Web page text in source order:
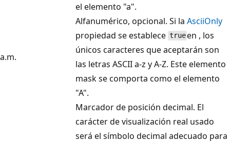
el elemento "a".
a.m.
Alfanumérico, opcional. Si la AsciiOnly
propiedad se establece trueen , los
únicos caracteres que aceptarán son
las letras ASCII a-z y A-Z. Este elemento
mask se comporta como el elemento
"A".
Marcador de posición decimal. El
carácter de visualización real usado
será el símbolo decimal adecuado para